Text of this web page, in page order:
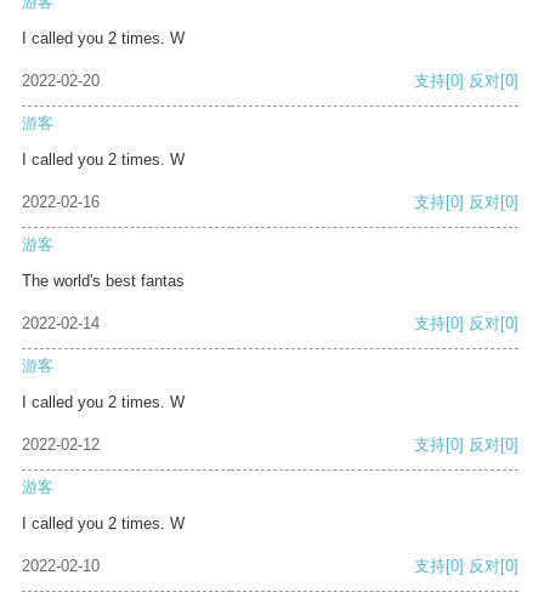
I called you 2 times. W
2022-02-20 支持[0] 反对[0]
游客
I called you 2 times. W
2022-02-16 支持[0] 反对[0]
游客
The world's best fantas
2022-02-14 支持[0] 反对[0]
游客
I called you 2 times. W
2022-02-12 支持[0] 反对[0]
游客
I called you 2 times. W
2022-02-10 支持[0] 反对[0]